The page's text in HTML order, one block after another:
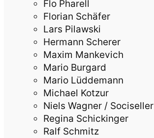
Flo Pharell
Florian Schäfer
Lars Pilawski
Hermann Scherer
Maxim Mankevich
Mario Burgard
Mario Lüddemann
Michael Kotzur
Niels Wagner / Sociseller
Regina Schickinger
Ralf Schmitz